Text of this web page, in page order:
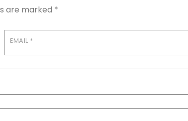
are marked *
EMAIL *